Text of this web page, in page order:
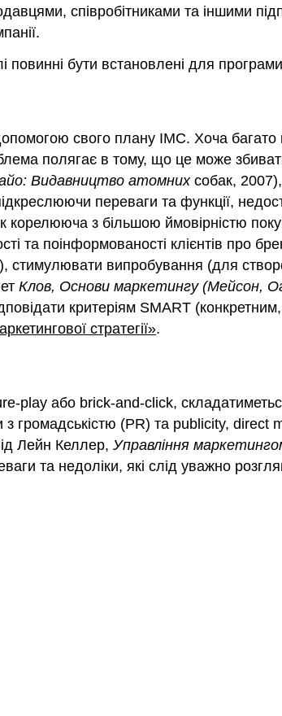
співробітниками та іншими
повинні бути встановлені для
свого плану IMC. Хоча багато
полягає в тому, що це може
Видавництво атомнихсобак, 2007),
переваги та функції,
корелююча з більшою ймовірністю
та поінформованості клієнтів про
стимулювати випробування (для
Клов, Основи маркетингу (Мейсон,
критеріям SMART
стратегії».
play або brick-and-click,
з громадськістю (PR) та publicity, direct
Лейн Келлер, Управління
та недоліки, які слід уважно